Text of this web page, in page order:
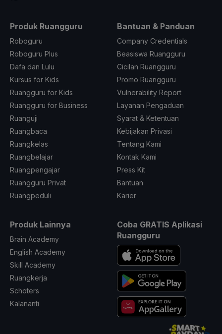
Produk Ruangguru
Roboguru
Roboguru Plus
Dafa dan Lulu
Kursus for Kids
Ruangguru for Kids
Ruangguru for Business
Ruanguji
Ruangbaca
Ruangkelas
Ruangbelajar
Ruangpengajar
Ruangguru Privat
Ruangpeduli
Bantuan & Panduan
Company Credentials
Beasiswa Ruangguru
Cicilan Ruangguru
Promo Ruangguru
Vulnerability Report
Layanan Pengaduan
Syarat & Ketentuan
Kebijakan Privasi
Tentang Kami
Kontak Kami
Press Kit
Bantuan
Karier
Produk Lainnya
Brain Academy
English Academy
Skill Academy
Ruangkerja
Schoters
Kalananti
Coba GRATIS Aplikasi
Ruangguru